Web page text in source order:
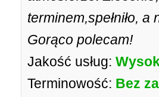
terminem,spełniło,
Gorąco polecam!
Jakość usług:
Terminowość: Bez